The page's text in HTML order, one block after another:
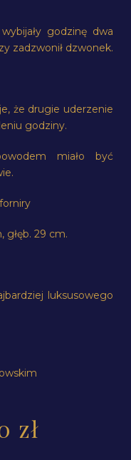
godzinę dwa
zadzwonił dzwonek.
że drugie uderzenie
godziny.
miało być
głęb. 29 cm.
luksusowego
zł